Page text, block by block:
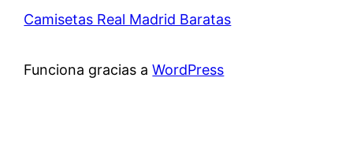
Camisetas Real Madrid Baratas
Funciona gracias aWordPress